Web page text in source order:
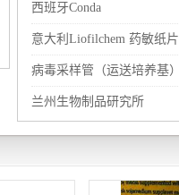
西班牙Conda
意大利Liofilchem 药敏纸片
病毒采样管（运送培养基）
兰州生物制品研究所